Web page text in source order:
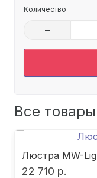
Количество
–
Все
Люстра MW-
22 710 р.